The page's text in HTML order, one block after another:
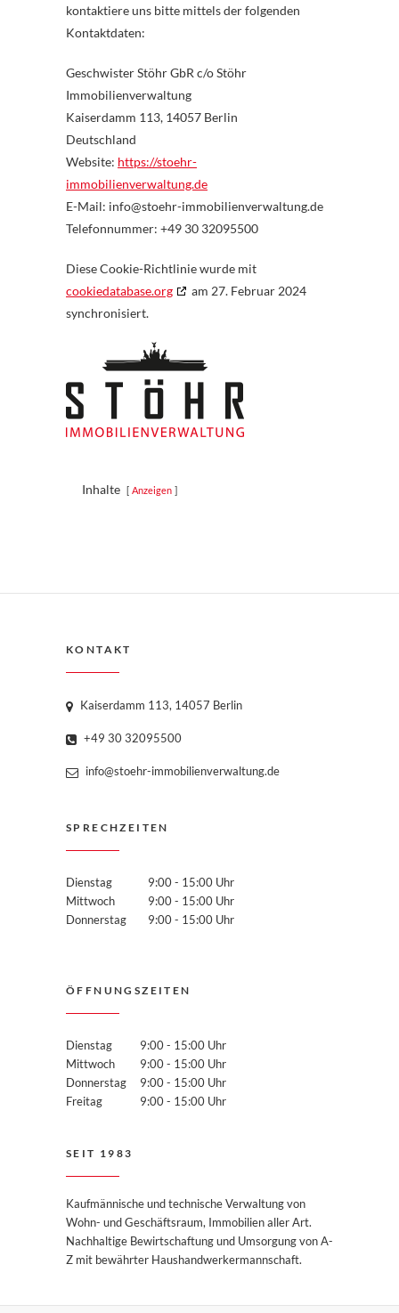
kontaktiere uns bitte mittels der folgenden
Kontaktdaten:
Geschwister Stöhr GbR c/o Stöhr
Immobilienverwaltung
Kaiserdamm 113, 14057 Berlin
Deutschland
Website: https://stoehr-
immobilienverwaltung.de
E-Mail: info@stoehr-immobilienverwaltung.de
Telefonnummer: +49 30 32095500
Diese Cookie-Richtlinie wurde mit
cookiedatabase.org
am 27. Februar 2024
synchronisiert.
Inhalte Anzeigen
KONTAKT
Kaiserdamm 113, 14057 Berlin
+49 30 32095500
info@stoehr-immobilienverwaltung.de
SPRECHZEITEN
Dienstag
Mittwoch
Donnerstag
9:00 - 15:00 Uhr
9:00 - 15:00 Uhr
9:00 - 15:00 Uhr
ÖFFNUNGSZEITEN
Dienstag
Mittwoch
Donnerstag
Freitag
9:00 - 15:00 Uhr
9:00 - 15:00 Uhr
9:00 - 15:00 Uhr
9:00 - 15:00 Uhr
SEIT 1983
Kaufmännische und technische Verwaltung von
Wohn- und Geschäftsraum, Immobilien aller Art.
Nachhaltige Bewirtschaftung und Umsorgung von A-
Z mit bewährter Haushandwerkermannschaft.